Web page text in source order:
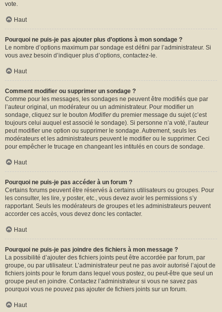
vote.
Haut
Pourquoi ne puis-je pas ajouter plus d’options à mon sondage ?
Le nombre d’options maximum par sondage est défini par l’administrateur. Si
vous avez besoin d’indiquer plus d’options, contactez-le.
Haut
Comment modifier ou supprimer un sondage ?
Comme pour les messages, les sondages ne peuvent être modifiés que par
l’auteur original, un modérateur ou un administrateur. Pour modifier un
sondage, cliquez sur le bouton Modifierdu premier message du sujet (c’est
toujours celui auquel est associé le sondage). Si personne n’a voté, l’auteur
peut modifier une option ou supprimer le sondage. Autrement, seuls les
modérateurs et les administrateurs peuvent le modifier ou le supprimer. Ceci
pour empêcher le trucage en changeant les intitulés en cours de sondage.
Haut
Pourquoi ne puis-je pas accéder à un forum ?
Certains forums peuvent être réservés à certains utilisateurs ou groupes. Pour
les consulter, les lire, y poster, etc., vous devez avoir les permissions s’y
rapportant. Seuls les modérateurs de groupes et les administrateurs peuvent
accorder ces accès, vous devez donc les contacter.
Haut
Pourquoi ne puis-je pas joindre des fichiers à mon message ?
La possibilité d’ajouter des fichiers joints peut être accordée par forum, par
groupe, ou par utilisateur. L’administrateur peut ne pas avoir autorisé l’ajout de
fichiers joints pour le forum dans lequel vous postez, ou peut-être que seul un
groupe peut en joindre. Contactez l’administrateur si vous ne savez pas
pourquoi vous ne pouvez pas ajouter de fichiers joints sur un forum.
Haut